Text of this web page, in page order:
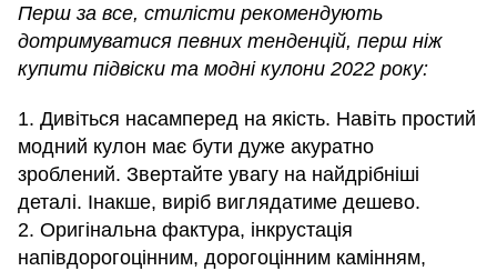
Перш за все, стилісти рекомендують
дотримуватися певних тенденцій, перш ніж
купити підвіски та модні кулони 2022 року:
1. Дивіться насамперед на якість. Навіть простий
модний кулон має бути дуже акуратно
зроблений. Звертайте увагу на найдрібніші
деталі. Інакше, виріб виглядатиме дешево.
2. Оригінальна фактура, інкрустація
напівдорогоцінним, дорогоцінним камінням,